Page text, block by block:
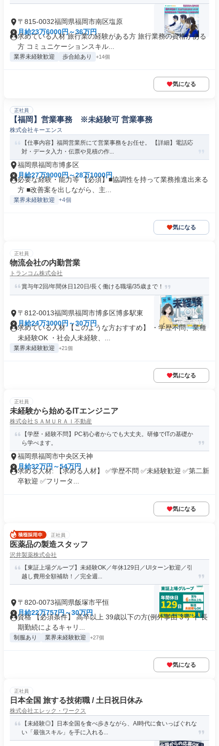
〒815-0032福岡県福岡市南区塩原
月給23万6000円～36万円
求めている人材 旅行業の経験がある方 旅行業務の資格がある
方 コミュニケーションスキル...
業界未経験歓迎 歩合給あり +14個
気になる
正社員
【福岡】営業事務 ※未経験可 営業事務
株式会社キーエンス
【仕事内容】福岡営業所にて営業事務をお任せ。 【詳細】電話応
対・データ入力・伝票や見積の作...
福岡県福岡市博多区
月給27万9000円～28万1000円
必要な経験・能力等 【必須】■協調性を持って業務推進出来る
方 ■改善案を出しながら、主...
業界未経験歓迎 +4個
気になる
正社員
物流会社の内勤営業
トランコム株式会社
賞与年2回/年間休日120日/長く働ける職場/35歳まで！
〒812-0013福岡県福岡市博多区博多駅東
月給24万3000円～30万円
求めている人材 【このような方おすすめ】 ・学歴不問、業種
未経験OK ・社会人未経験、...
業界未経験歓迎 +21個
気になる
正社員
未経験から始めるITエンジニア
株式会社ＳＡＭＵＲＡＩ不動産
【学歴・経験不問】PC初心者からでも大丈夫。研修でITの基礎か
ら学べます。
福岡県福岡市中央区天神
月給32万円～54万円
求める人材: 【求める人材】 ✅学歴不問 ✅未経験歓迎 ✅第二新
卒歓迎 ✅フリータ...
気になる
正社員
医薬品の製造スタッフ
沢井製薬株式会社
【東証上場グループ】未経験OK／年休129日／UIターン歓迎／引
越し費用全額補助！／完全週...
〒820-0073福岡県飯塚市平恒
月給22万757円～30万円
資格 【必須条件】 高卒以上 39歳以下の方(例外事由 3号 イ 長
期勤続によるキャリ...
制服あり 業界未経験歓迎 +27個
気になる
正社員
日本全国 旅する技術職 / 土日祝日休み
株式会社エレック・ワークス
【未経験◎】日本全国を食べ歩きながら、AI時代に食いっぱぐれな
い「最強スキル」を手に入れる...